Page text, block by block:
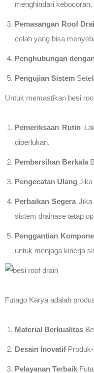
menghindari kebocoran.
Pemasangan Roof
celah yang bisa
Penghubungan
Pengujian Sistem
Untuk memastikan besi
Pemeriksaan Rutin
diperlukan.
Pembersihan Berkala
Pengecatan Ulang Jika
Perbaikan Segera Jika
sistem drainase tetap
Penggantian
untuk menjaga kinerja
Futago Karya adalah
Material Berkualitas
Desain Inovatif
Pelayanan Terbaik